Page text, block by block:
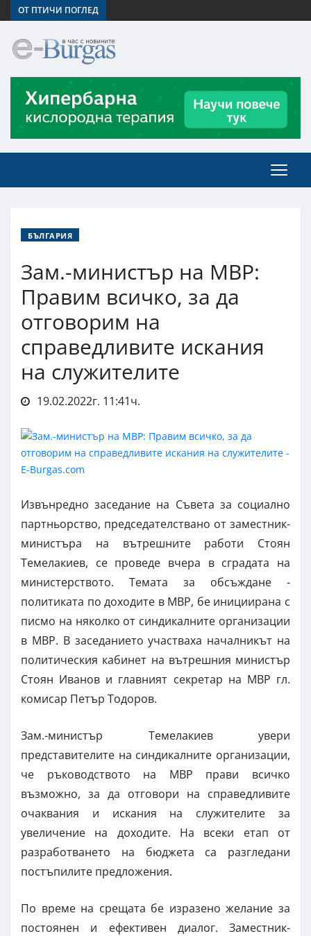
ОТ ПТИЧИ ПОГЛЕД
БЪЛГАРИЯ
Зам.-министър на МВР:
Правим всичко, за да
отговорим на
справедливите искания
на служителите
19.02.2022г. 11:41ч.
Извънредно заседание на Съвета за социално
партньорство, председателствано от заместник-
министъра на вътрешните работи Стоян
Темелакиев, се проведе вчера в сградата на
министерството. Темата за обсъждане -
политиката по доходите в МВР, бе инициирана с
писмо на няколко от синдикалните организации
в МВР. В заседанието участваха началникът на
политическия кабинет на вътрешния министър
Стоян Иванов и главният секретар на МВР гл.
комисар Петър Тодоров.
Зам.-министър Темелакиев увери
представителите на синдикалните организации,
че ръководството на МВР прави всичко
възможно, за да отговори на справедливите
очаквания и искания на служителите за
увеличение на доходите. На всеки етап от
разработването на бюджета са разгледани
постъпилите предложения.
По време на срещата бе изразено желание за
постоянен и ефективен диалог. Заместник-